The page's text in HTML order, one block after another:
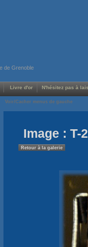
de Grenoble
Livre d'or N'hésitez pas à
Voir/Cacher menus de gauche
Image : T-
Retour à la galerie